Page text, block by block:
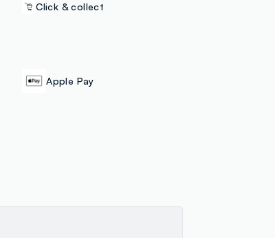
Click & collect
Apple Pay